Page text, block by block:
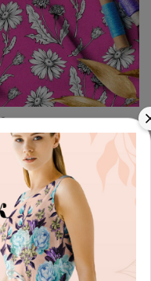
арт.4287962_fleece
ромашек
фоне